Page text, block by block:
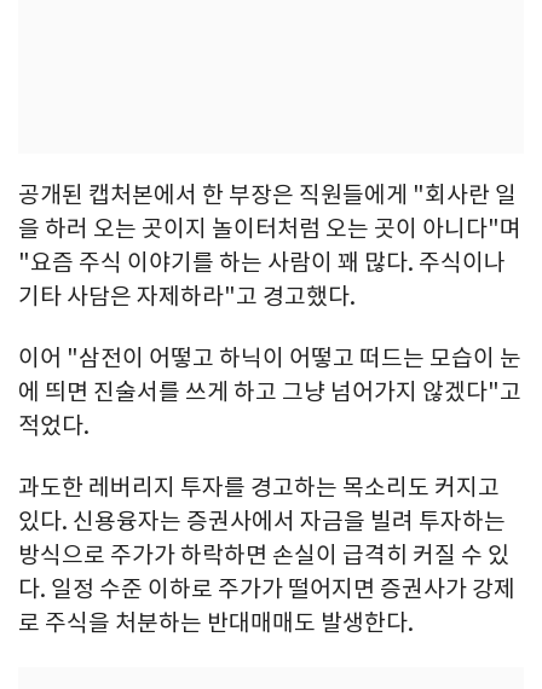
공개된 캡처본에서 한 부장은 직원들에게 "회사란 일
을 하러 오는 곳이지 놀이터처럼 오는 곳이 아니다"며
"요즘 주식 이야기를 하는 사람이 꽤 많다. 주식이나
기타 사담은 자제하라"고 경고했다.
이어 "삼전이 어떻고 하닉이 어떻고 떠드는 모습이 눈
에 띄면 진술서를 쓰게 하고 그냥 넘어가지 않겠다"고
적었다.
과도한 레버리지 투자를 경고하는 목소리도 커지고
있다. 신용융자는 증권사에서 자금을 빌려 투자하는
방식으로 주가가 하락하면 손실이 급격히 커질 수 있
다. 일정 수준 이하로 주가가 떨어지면 증권사가 강제
로 주식을 처분하는 반대매매도 발생한다.